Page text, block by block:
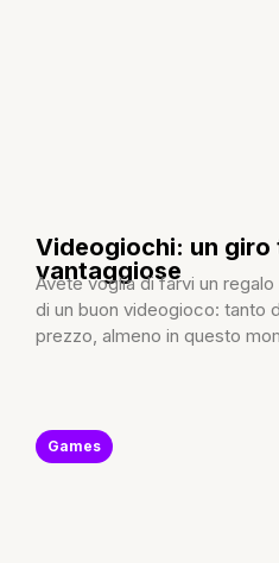
Videogiochi: un
vantaggiose
Avete voglia di farvi un
di un buon videogioco: tanto
prezzo, almeno in questo
Games